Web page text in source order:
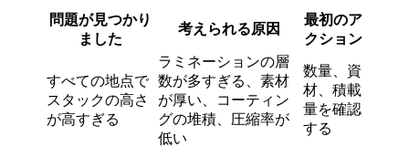
問題が見つかり
ました
考えられる原因
最初のア
クション
すべての地点で
スタックの高さ
が高すぎる
ラミネーションの層
数が多すぎる、素材
が厚い、コーティン
グの堆積、圧縮率が
低い
数量、資
材、積載
量を確認
する